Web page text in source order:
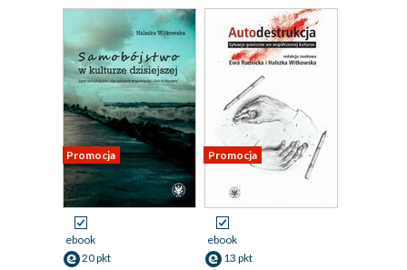
Promocja
ebook
20 pkt
Promocja
ebook
13 pkt